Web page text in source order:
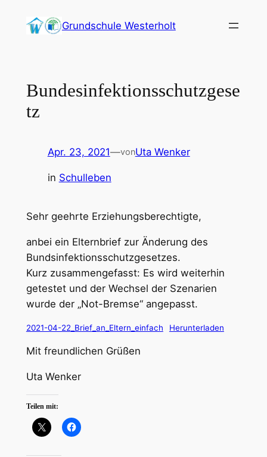
Inhalt
Grundschule Westerholt
Bundesinfektionsschutzgese
tz
Apr. 23, 2021—vonUta Wenker
in Schulleben
Sehr geehrte Erziehungsberechtigte,
anbei ein Elternbrief zur Änderung des
Bundsinfektionsschutzgesetzes.
Kurz zusammengefasst: Es wird weiterhin
getestet und der Wechsel der Szenarien
wurde der „Not-Bremse“ angepasst.
2021-04-22_Brief_an_Eltern_einfach Herunterladen
Mit freundlichen Grüßen
Uta Wenker
Teilen mit: